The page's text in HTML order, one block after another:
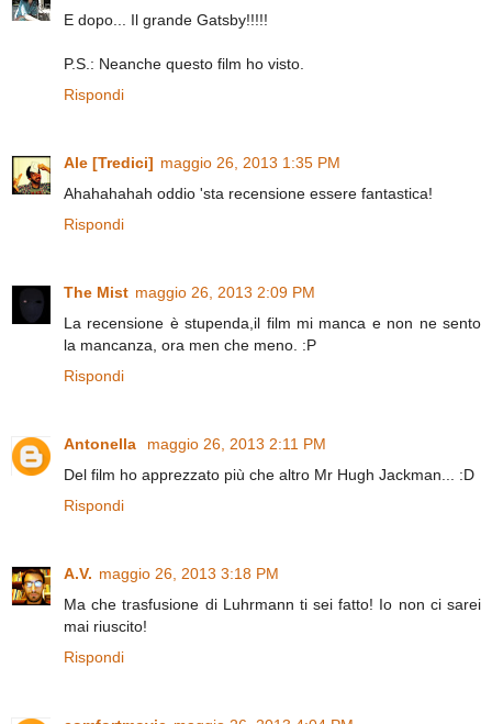
E dopo... Il grande Gatsby!!!!!
P.S.: Neanche questo film ho visto.
Rispondi
Ale [Tredici] maggio 26, 2013 1:35 PM
Ahahahahah oddio 'sta recensione essere fantastica!
Rispondi
The Mist maggio 26, 2013 2:09 PM
La recensione è stupenda,il film mi manca e non ne sento
la mancanza, ora men che meno. :P
Rispondi
Antonella
maggio 26, 2013 2:11 PM
Del film ho apprezzato più che altro Mr Hugh Jackman... :D
Rispondi
A.V. maggio 26, 2013 3:18 PM
Ma che trasfusione di Luhrmann ti sei fatto! Io non ci sarei
mai riuscito!
Rispondi